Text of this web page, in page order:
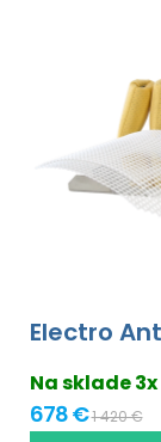
Electro
Na sklade 3x
678 €1 420 €